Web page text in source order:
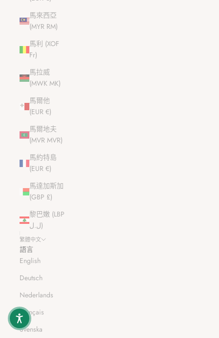
馬來西亞
(MYR RM)
馬利 (XOF
Fr)
馬拉威
(MWK MK)
馬爾他
(EUR €)
馬爾地夫
(MVR MVR)
馬約特島
(EUR €)
馬達加斯加
(GBP £)
黎巴嫩 (LBP
ل.ل)
繁體中文
語言
English
Deutsch
Nederlands
Français
Svenska